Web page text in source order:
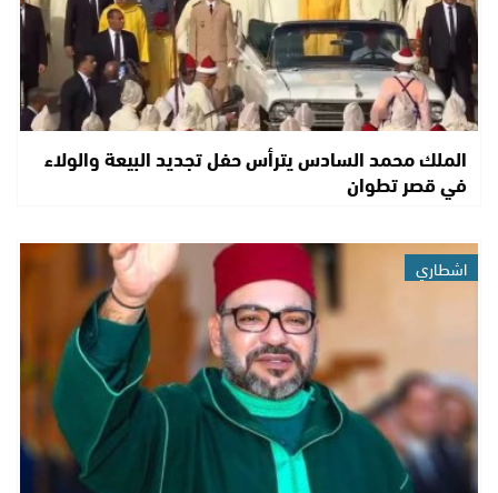
الملك محمد السادس يترأس حفل تجديد البيعة والولاء
في قصر تطوان
اشطاري